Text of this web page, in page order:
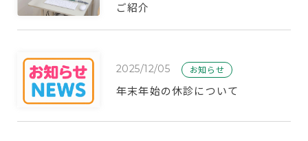
ご紹介
2025/12/05 お知らせ
年末年始の休診について